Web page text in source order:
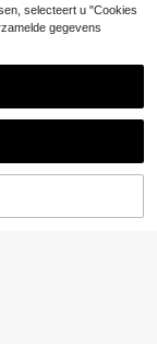
selecteert u "Cookies
gegevens